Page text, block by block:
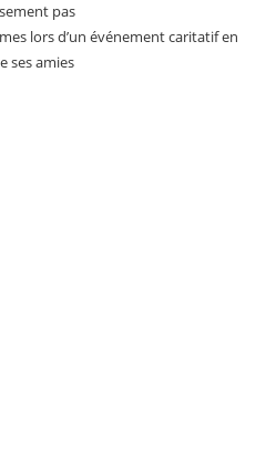
pas
lors d’un événement caritatif en
ses amies